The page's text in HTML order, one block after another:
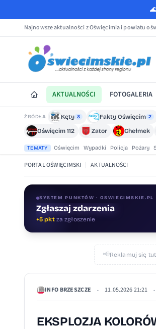
Najnowsze aktualności z Oświęcimia i powiatu
AKTUALNOŚCI FOTOGALERIA
ŹRÓDŁA Kęty 3 Fakty Oświęcim 2
Oświęcim 112
Zator Chełmek
TEMATY Oświęcim Wypadki Policja Pożary
PORTAL OŚWIĘCIMSKI | AKTUALNOŚCI
SYSTEM PUNKTÓW · OSWIECIMSKIE.PL
Zgłaszaj zdarzenia
+5 pkt za zgłoszenie
Oceniaj treści
+1 pktza ocenę
📢Reklamuj się
INFO BRZESZCZE • 11.05.2026 21:21 •
EKSPLOZJA